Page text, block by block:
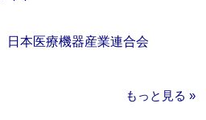
本医療機器産業連合会
もっと見る »